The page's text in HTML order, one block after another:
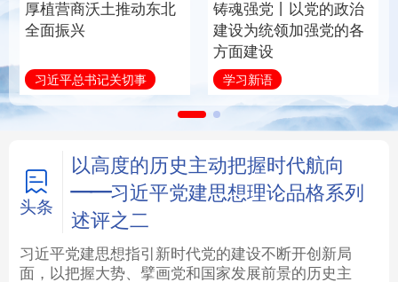
访谈 视频 图片 政务
信息化 数字经济
学术中国 乡村振兴 银龄 溯源中国
城市 旅游 能源 会展
彩票 娱乐 时尚 悦读
厚植营商沃土推动东北
全面振兴
习近平总书记关切事
铸魂强党丨以党的政治
建设为统领加强党的各
方面建设
学习新语
头条
以高度的历史主动把握时代航向
——习近平党建思想理论品格系列
述评之二
习近平党建思想指引新时代党的建设不断开创新局
面，以把握大势、擘画党和国家发展前景的历史主